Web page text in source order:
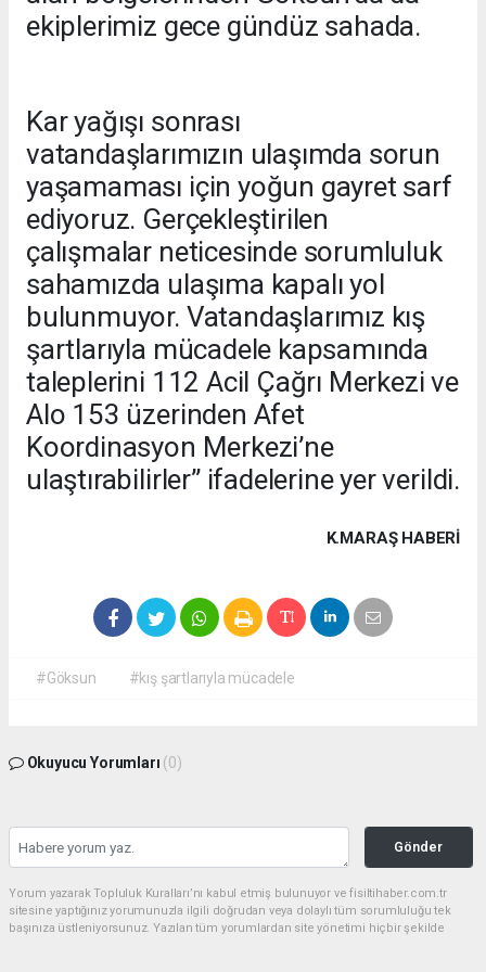
ekiplerimiz gece gündüz sahada.
Kar yağışı sonrası
vatandaşlarımızın ulaşımda sorun
yaşamaması için yoğun gayret sarf
ediyoruz. Gerçekleştirilen
çalışmalar neticesinde sorumluluk
sahamızda ulaşıma kapalı yol
bulunmuyor. Vatandaşlarımız kış
şartlarıyla mücadele kapsamında
taleplerini 112 Acil Çağrı Merkezi ve
Alo 153 üzerinden Afet
Koordinasyon Merkezi’ne
ulaştırabilirler” ifadelerine yer verildi.
K.MARAŞ HABERİ
#Göksun #kış şartlarıyla mücadele
Okuyucu Yorumları (0)
Gönder
Yorum yazarak Topluluk Kuralları’nı kabul etmiş bulunuyor ve fisiltihaber.com.tr
sitesine yaptığınız yorumunuzla ilgili doğrudan veya dolaylı tüm sorumluluğu tek
başınıza üstleniyorsunuz. Yazılan tüm yorumlardan site yönetimi hiçbir şekilde